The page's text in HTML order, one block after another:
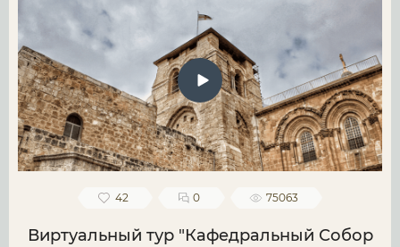
42 0 75063
Виртуальный тур "Кафедральный Собор